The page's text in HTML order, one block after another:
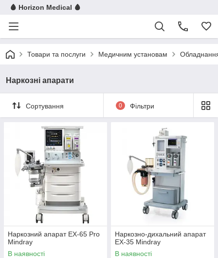
🩸 Horizon Medical 🩸
Товари та послуги Медичним установам Обладнання
Наркозні апарати
Сортування 0 Фільтри
Наркозний апарат EX-65 Pro
Mindray
В наявності
Наркозно-дихальний апарат
EX-35 Mindray
В наявності